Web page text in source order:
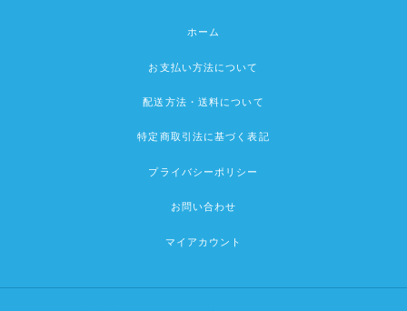
ホーム
お支払い方法について
配送方法・送料について
特定商取引法に基づく表記
プライバシーポリシー
お問い合わせ
マイアカウント